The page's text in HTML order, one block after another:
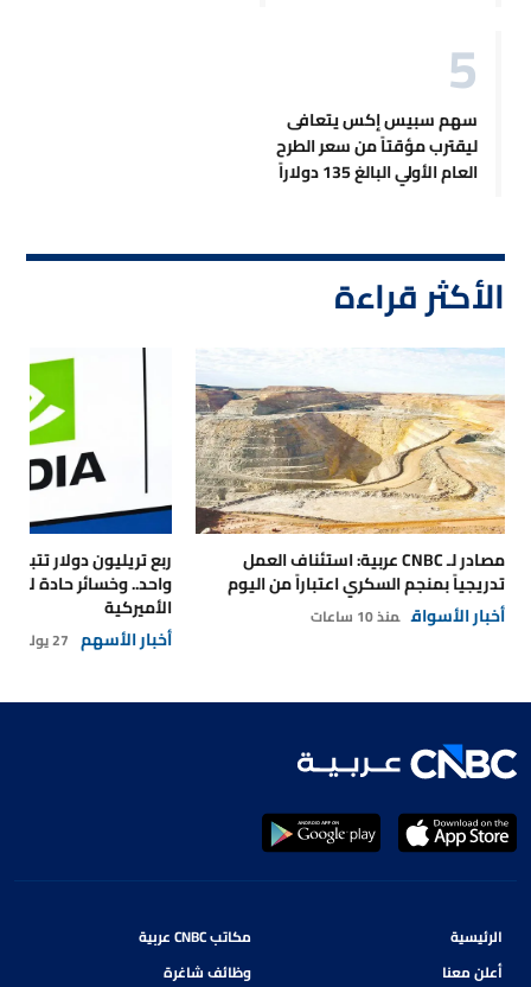
سهم سبيس إكس يتعافى
ليقترب مؤقتاً من سعر الطرح
العام الأولي البالغ 135 دولاراً
الأكثر قراءة
مصادر لـ CNBC عربية: استئناف العمل
تدريجياً بمنجم السكري اعتباراً من اليوم
أخبار الأسواق منذ 10 ساعات
واحد.. وخسائر حادة
الأميركية
أخبار الأسهم 27 يوليو 2026
الرئيسية
أعلن معنا
مكاتب CNBC عربية
وظائف شاغرة